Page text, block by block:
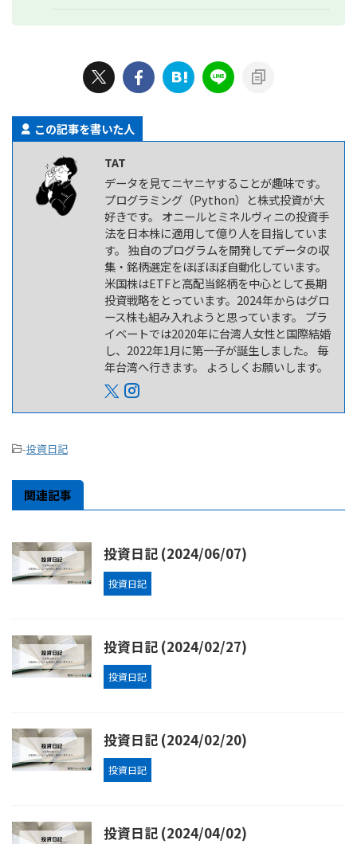
この記事を書いた人
TAT
データを見てニヤニヤすることが趣味です。
プログラミング（Python）と株式投資が大
好きです。 オニールとミネルヴィニの投資手
法を日本株に適用して億り人を目指していま
す。 独自のプログラムを開発してデータの収
集・銘柄選定をほぼほぼ自動化しています。
米国株はETFと高配当銘柄を中心として長期
投資戦略をとっています。2024年からはグロ
ース株も組み入れようと思っています。 プラ
イベートでは2020年に台湾人女性と国際結婚
し、2022年1月に第一子が誕生しました。 毎
年台湾へ行きます。 よろしくお願いします。
-投資日記
関連記事
投資日記 (2024/06/07)
投資日記
投資日記 (2024/02/27)
投資日記
投資日記 (2024/02/20)
投資日記
投資日記 (2024/04/02)